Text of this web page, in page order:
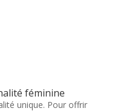
féminine
unique. Pour offrir